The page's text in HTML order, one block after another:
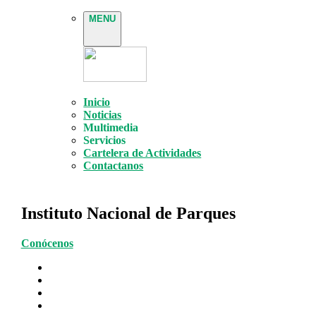
MENU
Inicio
Noticias
Multimedia
Servicios
Cartelera de Actividades
Contactanos
Instituto Nacional de Parques
Conócenos